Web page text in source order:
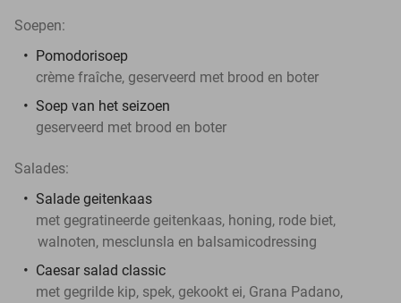
Soepen:
Pomodorisoep
crème fraîche, geserveerd met brood en boter
Soep van het seizoen
geserveerd met brood en boter
Salades:
Salade geitenkaas
met gegratineerde geitenkaas, honing, rode biet,
walnoten, mesclunsla en balsamicodressing
Caesar salad classic
met gegrilde kip, spek, gekookt ei, Grana Padano,